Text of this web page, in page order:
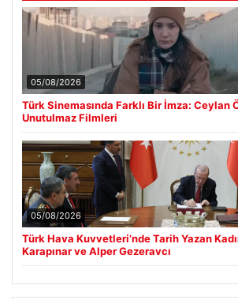
05/08/2026
Türk Sinemasında Farklı Bir İmza: Ceylan
Unutulmaz Filmleri
05/08/2026
Türk Hava Kuvvetleri’nde Tarih Yazan
Karapınar ve Alper Gezeravcı